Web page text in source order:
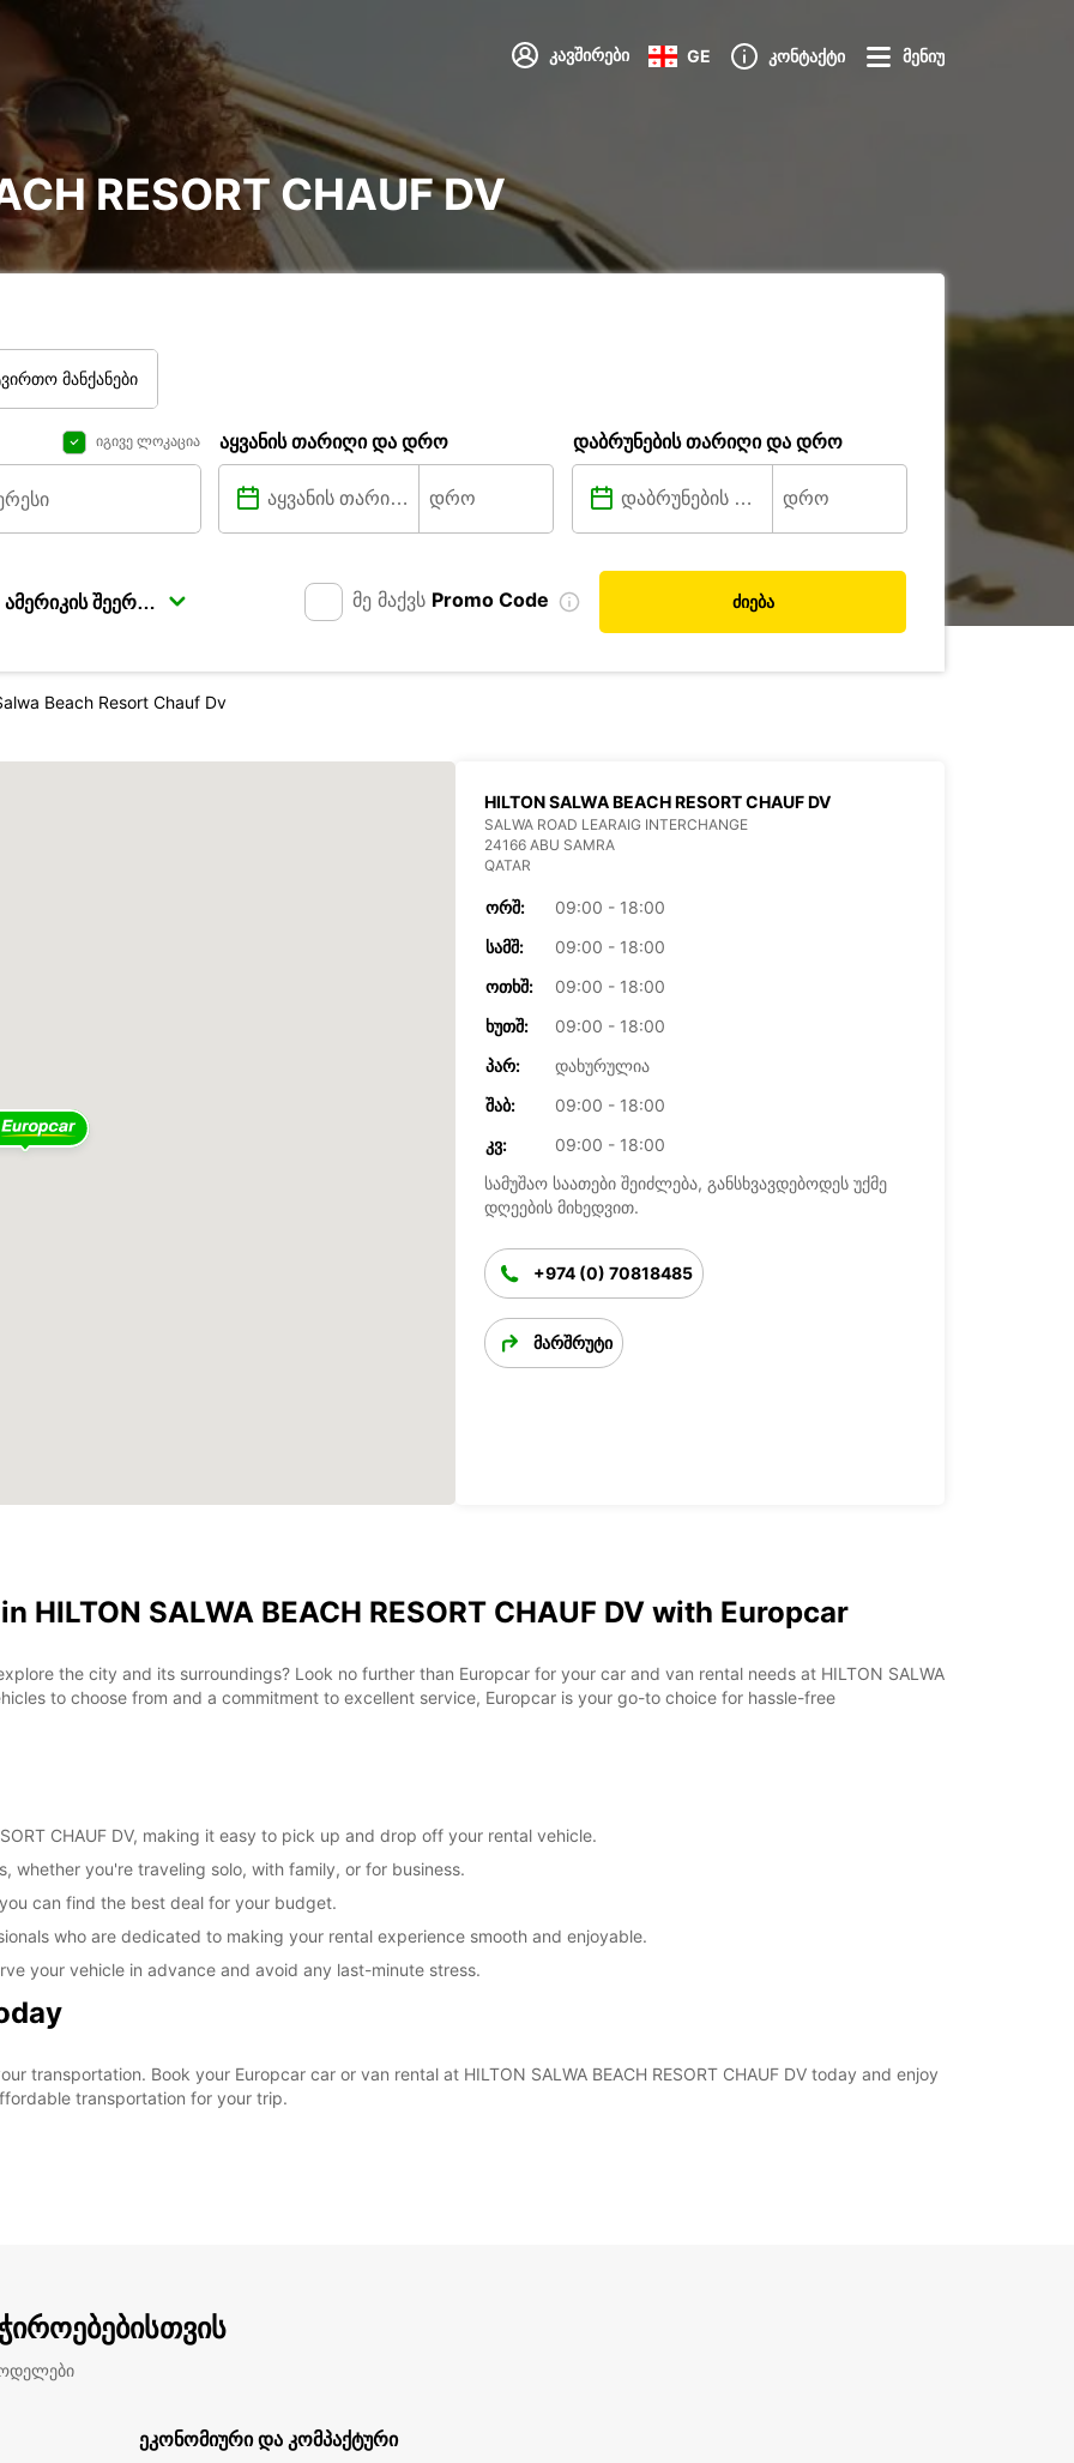
კავშირები GE კონტაქტი მენიუ
RESORT CHAUF DV
მანქანები
იგივე ლოკაცია აყვანის თარიღი და დრო დაბრუნების თარიღი და დრო
მე მაქვს Promo Code ძიება
Beach Resort Chauf Dv
HILTON SALWA BEACH RESORT CHAUF DV
SALWA ROAD LEARAIG INTERCHANGE
24166 ABU SAMRA
QATAR
ᲝᲠᲨ:
09:00 - 18:00
ᲡᲐᲛᲨ:
09:00 - 18:00
ᲝᲗᲮᲨ:
09:00 - 18:00
ᲮᲣᲗᲨ:
09:00 - 18:00
ᲞᲐᲠ:
დახურულია
ᲨᲐᲑ:
09:00 - 18:00
ᲙᲕ:
09:00 - 18:00
სამუშაო საათები შეიძლება, განსხვავდებოდეს უქმე
დღეების მიხედვით.
+974 (0) 70818485
მარშრუტი
HILTON SALWA BEACH RESORT CHAUF DV with Europcar
the city and its surroundings? Look no further than Europcar for your car and van rental needs at HILTON SALWA
to choose from and a commitment to excellent service, Europcar is your go-to choice for hassle-free
CHAUF DV, making it easy to pick up and drop off your rental vehicle.
whether you're traveling solo, with family, or for business.
can find the best deal for your budget.
who are dedicated to making your rental experience smooth and enjoyable.
your vehicle in advance and avoid any last-minute stress.
transportation. Book your Europcar car or van rental at HILTON SALWA BEACH RESORT CHAUF DV today and enjoy
transportation for your trip.
ეკონომიური და კომპაქტური